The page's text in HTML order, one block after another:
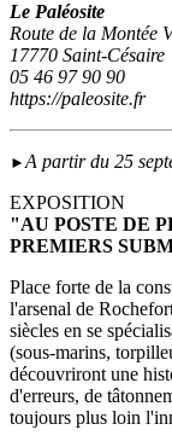
Le Paléosite
Route de la Montée
17770 Saint-Césaire
05 46 97 90 90
https://paleosite.fr
►A partir du 25
EXPOSITION
"AU POSTE DE
PREMIERS
Place forte de la
l'arsenal de
siècles en se
(sous‑marins,
découvriront une
d'erreurs, de
toujours plus loin